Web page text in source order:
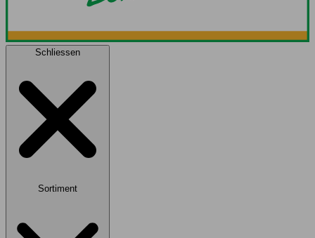
Schliessen
Sortiment